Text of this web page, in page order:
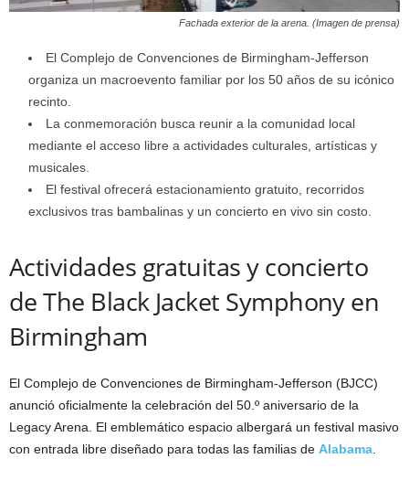
Fachada exterior de la arena. (Imagen de prensa)
El Complejo de Convenciones de Birmingham-Jefferson
organiza un macroevento familiar por los 50 años de su icónico
recinto.
La conmemoración busca reunir a la comunidad local
mediante el acceso libre a actividades culturales, artísticas y
musicales.
El festival ofrecerá estacionamiento gratuito, recorridos
exclusivos tras bambalinas y un concierto en vivo sin costo.
Actividades gratuitas y concierto
de The Black Jacket Symphony en
Birmingham
El Complejo de Convenciones de Birmingham-Jefferson (BJCC)
anunció oficialmente la celebración del 50.º aniversario de la
Legacy Arena. El emblemático espacio albergará un festival masivo
con entrada libre diseñado para todas las familias de Alabama.